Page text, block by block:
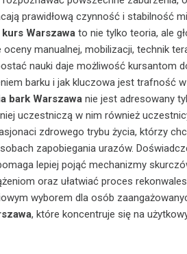
prawidłową czynność i stabilność
Warszawa to nie tylko teoria, ale
manualnej, mobilizacji, technik
nauki daje możliwość kursantom
barku i jak kluczowa jest trafność
bark Warszawa nie jest adresowany
uczestniczą w nim również
zdrowego trybu życia, którzy
zapobiegania urazów.
lepiej pojąć mechanizmy
oraz ułatwiać proces
wyborem dla osób
, które koncentruje się na